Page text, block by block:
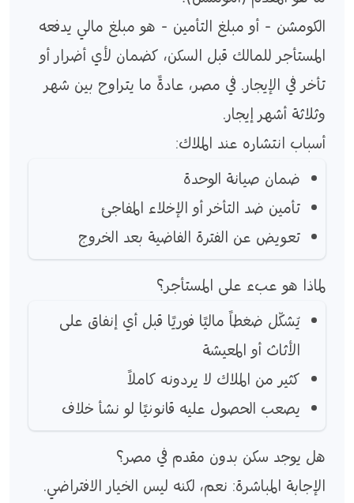
الكومشن - أو مبلغ التأمين - هو مبلغ مالي يدفعه
المستأجر للمالك قبل السكن، كضمان لأي أضرار أو
تأخر في الإيجار. في مصر، عادةً ما يتراوح بين شهر
وثلاثة أشهر إيجار.
أسباب انتشاره عند الملاك:
ضمان صيانة الوحدة
تأمين ضد التأخر أو الإخلاء المفاجئ
تعويض عن الفترة الفاضية بعد الخروج
لماذا هو عبء على المستأجر؟
يُشكّل ضغطاً ماليًا فوريًا قبل أي إنفاق على
الأثاث أو المعيشة
كثير من الملاك لا يردونه كاملاً
يصعب الحصول عليه قانونيًا لو نشأ خلاف
هل يوجد سكن بدون مقدم في مصر؟
الإجابة المباشرة: نعم، لكنه ليس الخيار الافتراضي.